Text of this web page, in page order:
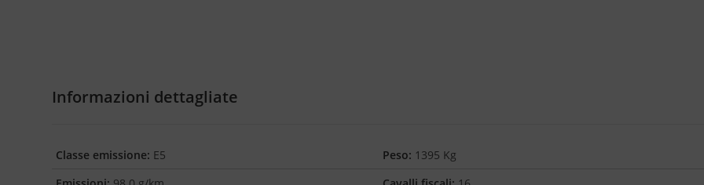
Informazioni dettagliate
Classe emissione: E5
Peso: 1395 Kg